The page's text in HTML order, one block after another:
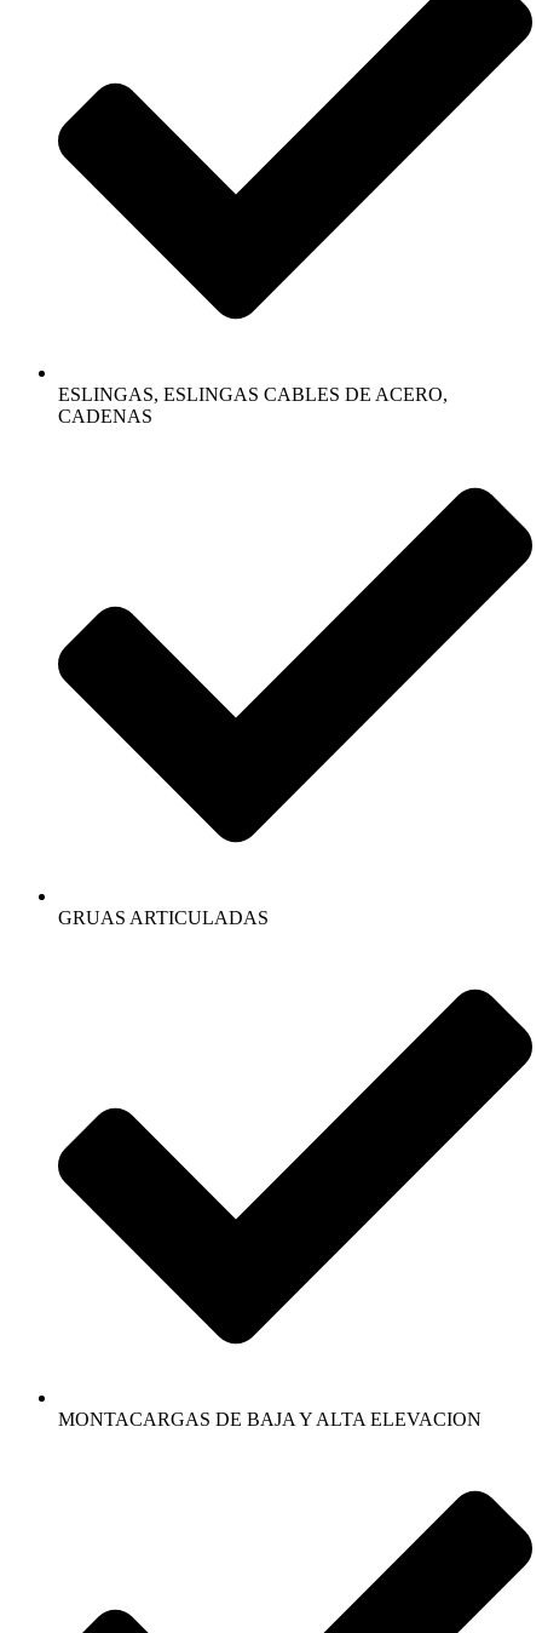
ESLINGAS, ESLINGAS CABLES DE ACERO,
CADENAS
GRUAS ARTICULADAS
MONTACARGAS DE BAJA Y ALTA ELEVACION